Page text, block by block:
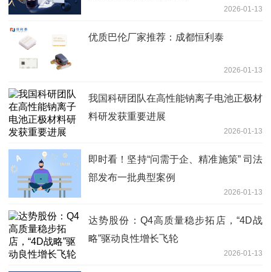
2026-01-13
优质巴伦厂家推荐：成都恒利泰
2026-01-13
我国科研团队在高性能钠离子电池正极材
料研发获重要进展
2026-01-13
即时看！坚持“问需于企、精准施策” 司法
部发布一批典型案例
2026-01-13
达势股份：Q4高质量稳步拓店，“4D战
略”驱动良性增长飞轮
2026-01-13